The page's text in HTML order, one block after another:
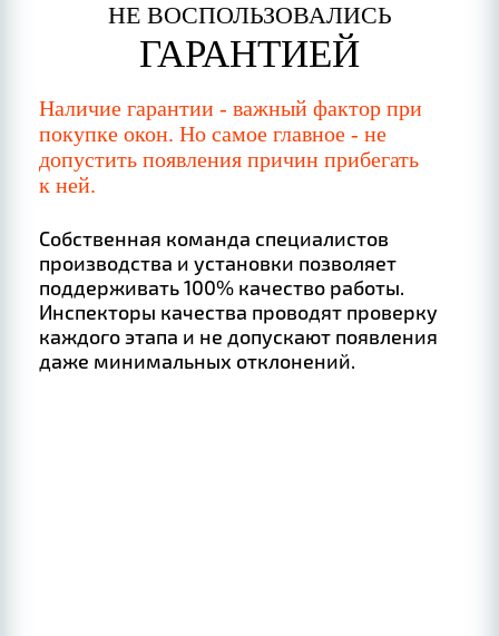
НЕ ВОСПОЛЬЗОВАЛИСЬ
ГАРАНТИЕЙ
Наличие гарантии - важный фактор при
покупке окон. Но самое главное - не
допустить появления причин прибегать
к ней.
Собственная команда специалистов
производства и установки позволяет
поддерживать 100% качество работы.
Инспекторы качества проводят проверку
каждого этапа и не допускают появления
даже минимальных отклонений.